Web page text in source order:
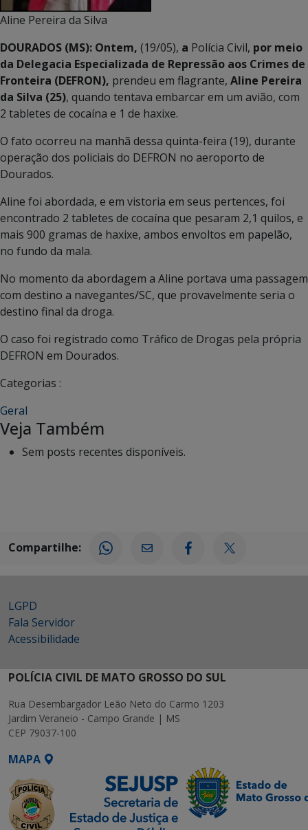
Aline Pereira da Silva
DOURADOS (MS): Ontem, (19/05), a Polícia Civil, por meio
da Delegacia Especializada de Repressão aos Crimes de
Fronteira (DEFRON), prendeu em flagrante, Aline Pereira
da Silva (25), quando tentava embarcar em um avião, com
2 tabletes de cocaína e 1 de haxixe.
O fato ocorreu na manhã dessa quinta-feira (19), durante
operação dos policiais do DEFRON no aeroporto de
Dourados.
Aline foi abordada, e em vistoria em seus pertences, foi
encontrado 2 tabletes de cocaína que pesaram 2,1 quilos, e
mais 900 gramas de haxixe, ambos envoltos em papelão,
no fundo da mala.
No momento da abordagem a Aline portava uma passagem
com destino a navegantes/SC, que provavelmente seria o
destino final da droga.
O caso foi registrado como Tráfico de Drogas pela própria
DEFRON em Dourados.
Categorias :
Geral
Veja Também
Sem posts recentes disponíveis.
Compartilhe:
LGPD
Fala Servidor
Acessibilidade
POLÍCIA CIVIL DE MATO GROSSO DO SUL
Rua Desembargador Leão Neto do Carmo 1203
Jardim Veraneio - Campo Grande | MS
CEP 79037-100
MAPA